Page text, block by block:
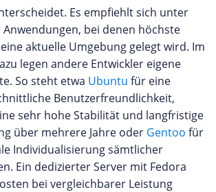
Es empfiehlt sich unter
bei denen höchste
aktuelle Umgebung gelegt wird. Im
legen andere Entwickler eigene
So steht etwa Ubuntu für eine
Benutzerfreundlichkeit,
sehr hohe Stabilität und langfristige
über mehrere Jahre oder Gentoo für
Individualisierung sämtlicher
Ein dedizierter Server mit Fedora
bei vergleichbarer Leistung